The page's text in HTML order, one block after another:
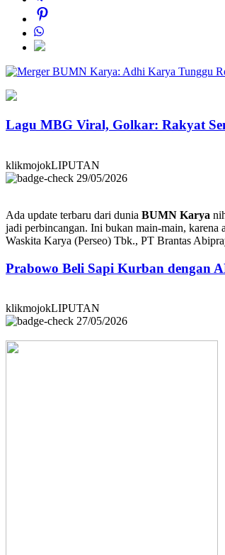
Lagu MBG Viral, Golkar: Rakyat
klikmojokLIPUTAN
29/05/2026
Ada update terbaru dari dunia BUMN Karya
jadi perbincangan. Ini bukan main-main, karena
Waskita Karya (Perseo) Tbk., PT Brantas
Prabowo Beli Sapi Kurban dengan
klikmojokLIPUTAN
27/05/2026